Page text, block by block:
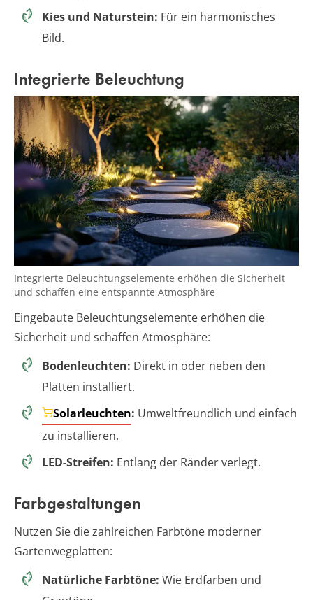
Kies und Naturstein: Für ein harmonisches
Bild.
Integrierte Beleuchtung
Integrierte Beleuchtungselemente erhöhen die Sicherheit
und schaffen eine entspannte Atmosphäre
Eingebaute Beleuchtungselemente erhöhen die
Sicherheit und schaffen Atmosphäre:
Bodenleuchten: Direkt in oder neben den
Platten installiert.
Solarleuchten: Umweltfreundlich und einfach
zu installieren.
LED-Streifen: Entlang der Ränder verlegt.
Farbgestaltungen
Nutzen Sie die zahlreichen Farbtöne moderner
Gartenwegplatten:
Natürliche Farbtöne: Wie Erdfarben und